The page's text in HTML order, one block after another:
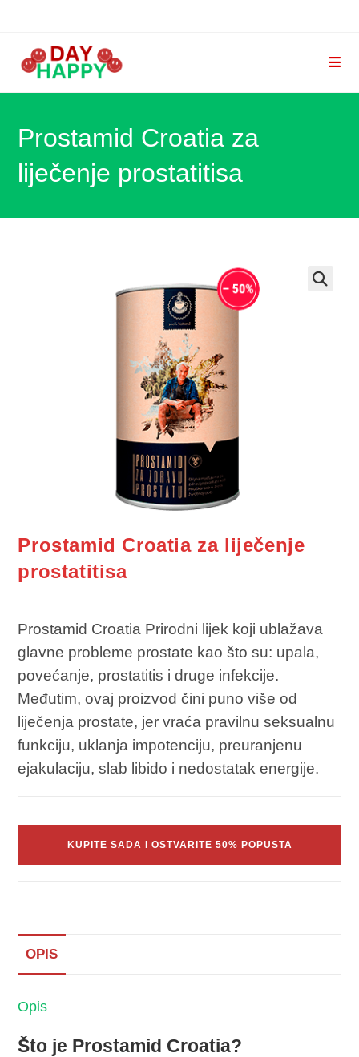
Prostamid Croatia za
liječenje prostatitisa
Prostamid Croatia za liječenje
prostatitisa
Prostamid Croatia Prirodni lijek koji ublažava
glavne probleme prostate kao što su: upala,
povećanje, prostatitis i druge infekcije.
Međutim, ovaj proizvod čini puno više od
liječenja prostate, jer vraća pravilnu seksualnu
funkciju, uklanja impotenciju, preuranjenu
ejakulaciju, slab libido i nedostatak energije.
KUPITE SADA I OSTVARITE 50% POPUSTA
OPIS
Opis
Što je Prostamid Croatia?